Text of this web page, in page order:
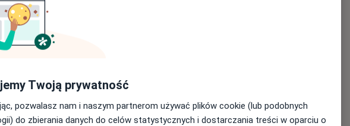
specjalizującym się w
Twoją prywatność
pozwalasz nam i naszym partnerom używać plików cookie (lub podobnych
do zbierania danych do celów statystycznych i dostarczania treści w oparciu o